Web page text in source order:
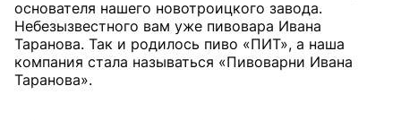
основателя нашего новотроицкого завода.
Небезызвестного вам уже пивовара Ивана
Таранова. Так и родилось пиво «ПИТ», а наша
компания стала называться «Пивоварни Ивана
Таранова».